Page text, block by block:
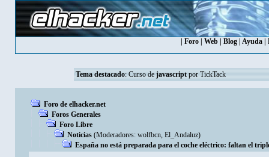
Foro Web Blog Ayuda
Tema destacado: Curso de javascriptpor TickTack
Foro de elhacker.net
Foros Generales
Foro Libre
Noticias (Moderadores: wolfbcn, El_Andaluz)
España no está preparada para el coche eléctrico: faltan el